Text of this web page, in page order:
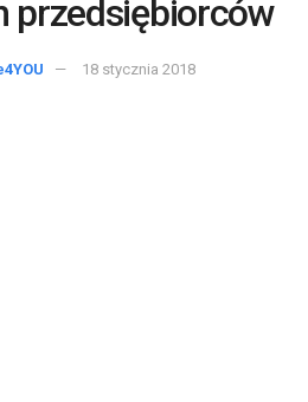
przedsiębiorców
18 stycznia 2018